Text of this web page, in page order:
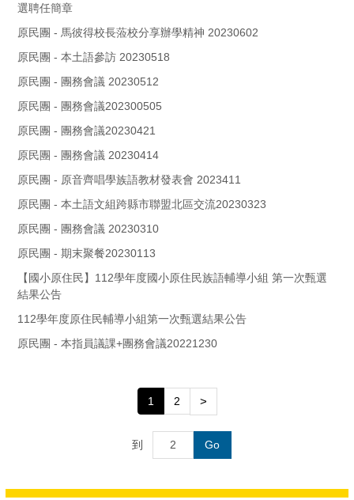
選聘任簡章
原民團 - 馬彼得校長蒞校分享辦學精神 20230602
原民團 - 本土語參訪 20230518
原民團 - 團務會議 20230512
原民團 - 團務會議202300505
原民團 - 團務會議20230421
原民團 - 團務會議 20230414
原民團 - 原音齊唱學族語教材發表會 2023411
原民團 - 本土語文組跨縣市聯盟北區交流20230323
原民團 - 團務會議 20230310
原民團 - 期末聚餐20230113
【國小原住民】112學年度國小原住民族語輔導小組 第一次甄選
結果公告
112學年度原住民輔導小組第一次甄選結果公告
原民團 - 本指員議課+團務會議20221230
1 2 >
到 Go